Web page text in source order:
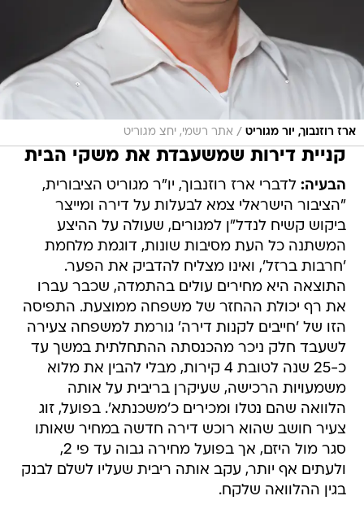
ארז רוזנבוך, יור מגוריט / אתר רשמי, יחצ מגוריט
קניית דירות שמשעבדת את משקי הבית
הבעיה: לדברי ארז רוזנבוך, יו"ר מגוריט הציבורית,
"הציבור הישראלי צמא לבעלות על דירה ומייצר
ביקוש קשיח לנדל"ן למגורים, שעולה על ההיצע
המשתנה כל העת מסיבות שונות, דוגמת מלחמת
'חרבות ברזל', ואינו מצליח להדביק את הפער.
התוצאה היא מחירים עולים בהתמדה, שכבר עברו
את רף יכולת ההחזר של משפחה ממוצעת. התפיסה
הזו של 'חייבים לקנות דירה' גורמת למשפחה צעירה
לשעבד חלק ניכר מהכנסתה ההתחלתית במשך עד
כ-25 שנה לטובת 4 קירות, מבלי להבין את מלוא
משמעויות הרכישה, שעיקרן בריבית על אותה
הלוואה שהם נטלו ומכירים כ'משכנתא'. בפועל, זוג
צעיר חושב שהוא רוכש דירה חדשה במחיר שאותו
סגר מול היזם, אך בפועל מחירה גבוה עד פי 2,
ולעתים אף יותר, עקב אותה ריבית שעליו לשלם לבנק
בגין ההלוואה שלקח.